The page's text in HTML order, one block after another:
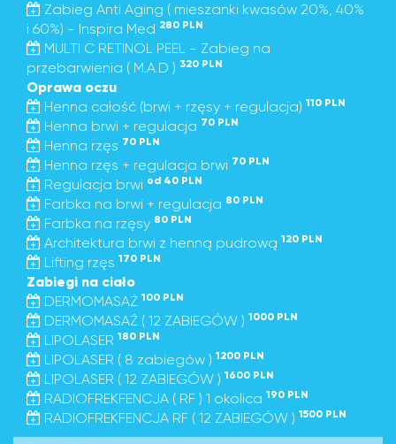
Zabieg Anti Aging ( mieszanki kwasów 20%, 40%
i 60%) - Inspira Med 280 PLN
MULTI C RETINOL PEEL - Zabieg na
przebarwienia ( M.A.D ) 320 PLN
Oprawa oczu
Henna całość (brwi + rzęsy + regulacja) 110 PLN
Henna brwi + regulacja 70 PLN
Henna rzęs 70 PLN
Henna rzęs + regulacja brwi 70 PLN
Regulacja brwi od 40 PLN
Farbka na brwi + regulacja 80 PLN
Farbka na rzęsy 80 PLN
Architektura brwi z henną pudrową 120 PLN
Lifting rzęs 170 PLN
Zabiegi na ciało
DERMOMASAŻ 100 PLN
DERMOMASAŻ ( 12 ZABIEGÓW ) 1000 PLN
LIPOLASER 180 PLN
LIPOLASER ( 8 zabiegów ) 1200 PLN
LIPOLASER ( 12 ZABIEGÓW ) 1600 PLN
RADIOFREKFENCJA ( RF ) 1 okolica 190 PLN
RADIOFREKFENCJA RF ( 12 ZABIEGÓW ) 1500 PLN